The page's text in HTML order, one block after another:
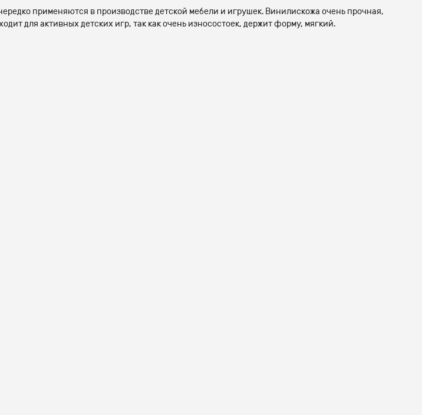
применяются в производстве детской мебели и игрушек. Винилискожа очень прочная,
для активных детских игр, так как очень износостоек, держит форму, мягкий.